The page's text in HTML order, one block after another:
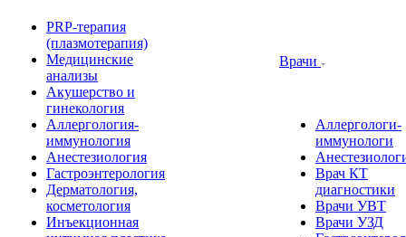
PRP-терапия
(плазмотерапия)
Медицинские
анализы
Акушерство и
гинекология
Аллергология-
иммунология
Анестезиология
Гастроэнтерология
Дерматология,
косметология
Инъекционная
Врачи
Аллергологи-
иммунологи
Врач КТ
диагностики
Врачи УВТ
Врачи УЗД